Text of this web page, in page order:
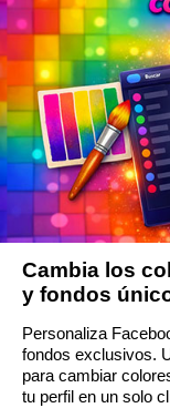
Cambia los
y fondos
Personaliza
fondos exclusivos.
para cambiar
tu perfil en un solo